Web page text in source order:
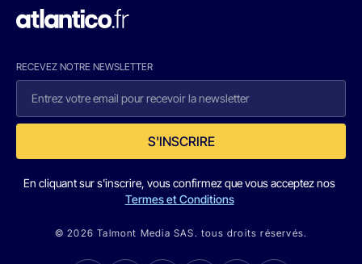
RECEVEZ NOTRE NEWSLETTER
S'INSCRIRE
En cliquant sur s'inscrire, vous confirmez que vous acceptez nos
Termes et Conditions
© 2026 Talmont Media SAS. tous droits réservés.